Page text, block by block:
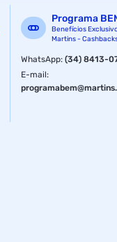
Programa
Benefícios
Martins -
WhatsApp:(34) 8413-
E-mail: